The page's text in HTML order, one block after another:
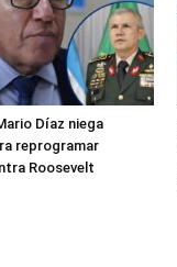
Díaz niega
reprogramar
Roosevelt